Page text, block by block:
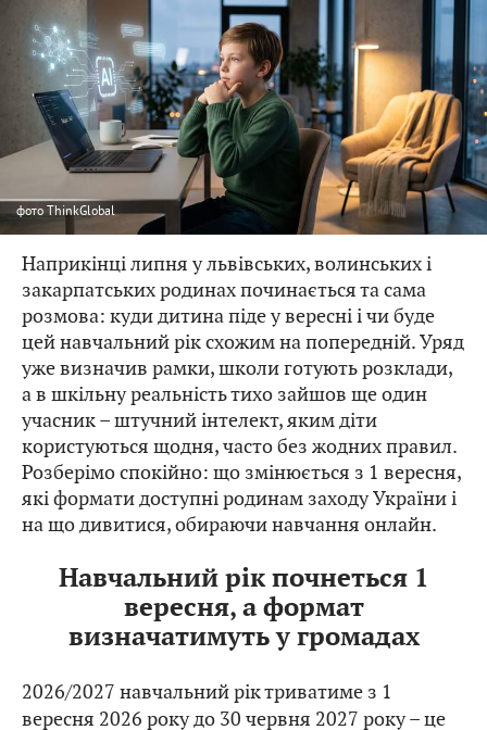
фото ThinkGlobal
Наприкінці липня у львівських, волинських і
закарпатських родинах починається та сама
розмова: куди дитина піде у вересні і чи буде
цей навчальний рік схожим на попередній. Уряд
уже визначив рамки, школи готують розклади,
а в шкільну реальність тихо зайшов ще один
учасник – штучний інтелект, яким діти
користуються щодня, часто без жодних правил.
Розберімо спокійно: що змінюється з 1 вересня,
які формати доступні родинам заходу України і
на що дивитися, обираючи навчання онлайн.
Навчальний рік почнеться 1
вересня, а формат
визначатимуть у громадах
2026/2027 навчальний рік триватиме з 1
вересня 2026 року до 30 червня 2027 року – це